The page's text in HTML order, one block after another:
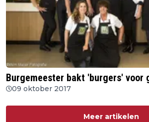
Burgemeester bakt 'burgers' voor
09 oktober 2017
Meer artikelen